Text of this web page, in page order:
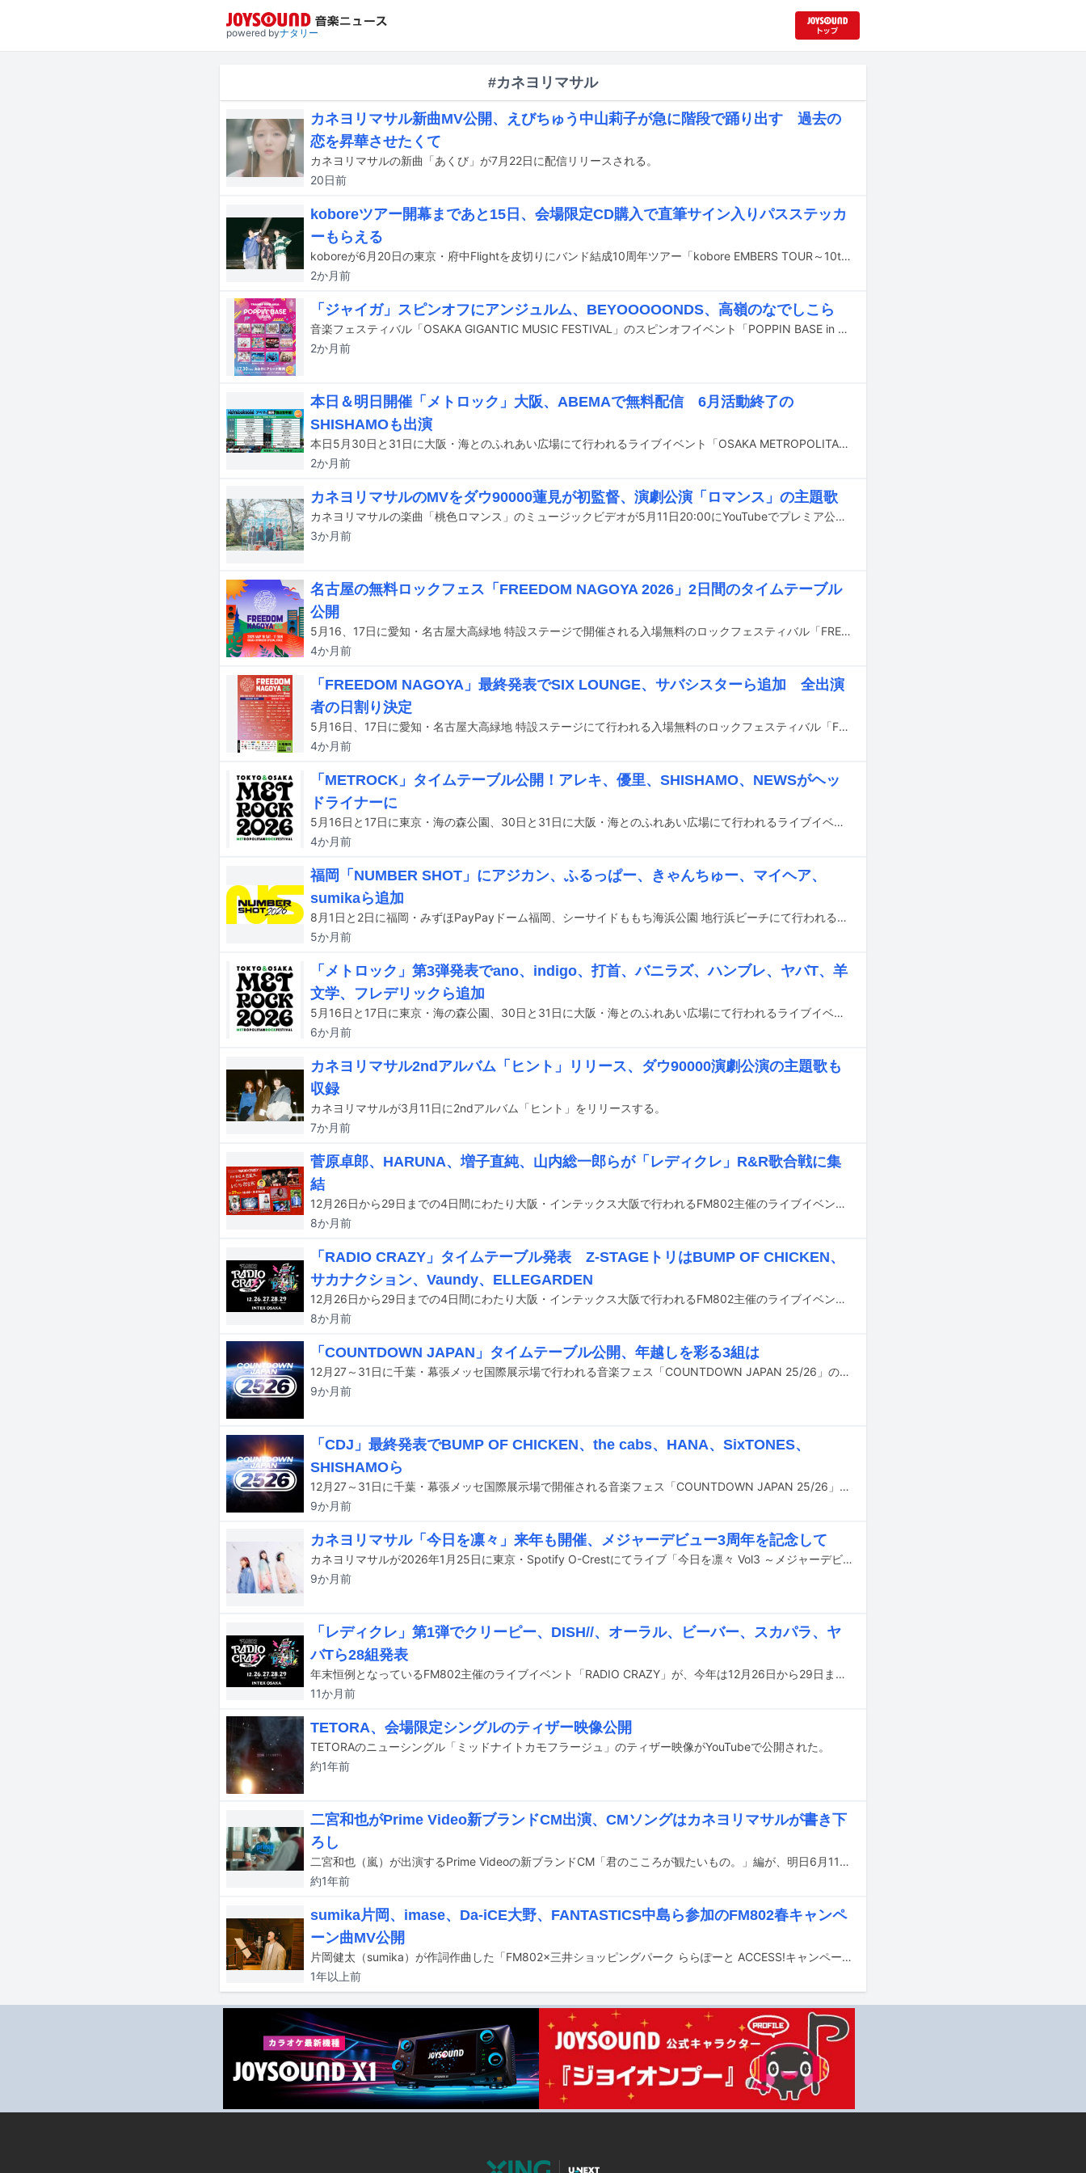
powered byナタリー
#カネヨリマサル
カネヨリマサル新曲MV公開、えびちゅう中山莉子が急に階段で踊り出す 過去の
恋を昇華させたくて
カネヨリマサルの新曲「あくび」が7月22日に配信リリースされる。
20日前
koboreツアー開幕まであと15日、会場限定CD購入で直筆サイン入りパスステッカ
ーもらえる
koboreが6月20日の東京・府中Flightを皮切りにバンド結成10周年ツアー「kobore EMBERS TOUR～10th Anniversary～」を開催。ツアー初日より会場限定CD「EMBERS」をリリースする。
2か月前
「ジャイガ」スピンオフにアンジュルム、BEYOOOOONDS、高嶺のなでしこら
音楽フェスティバル「OSAKA GIGANTIC MUSIC FESTIVAL」のスピンオフイベント「POPPIN BASE in GIGA」が7月30日に大阪・おおきにアリーナ舞洲で開催される。
2か月前
本日＆明日開催「メトロック」大阪、ABEMAで無料配信 6月活動終了の
SHISHAMOも出演
本日5月30日と31日に大阪・海とのふれあい広場にて行われるライブイベント「OSAKA METROPOLITAN ROCK FESTIVAL 2026」の模様が、ABEMAのメトロックチャンネルにて無料配信される。
2か月前
カネヨリマサルのMVをダウ90000蓮見が初監督、演劇公演「ロマンス」の主題歌
カネヨリマサルの楽曲「桃色ロマンス」のミュージックビデオが5月11日20:00にYouTubeでプレミア公開される。
3か月前
名古屋の無料ロックフェス「FREEDOM NAGOYA 2026」2日間のタイムテーブル
公開
5月16、17日に愛知・名古屋大高緑地 特設ステージで開催される入場無料のロックフェスティバル「FREEDOM NAGOYA 2026」のタイムテーブルが公開された。
4か月前
「FREEDOM NAGOYA」最終発表でSIX LOUNGE、サバシスターら追加 全出演
者の日割り決定
5月16日、17日に愛知・名古屋大高緑地 特設ステージにて行われる入場無料のロックフェスティバル「FREEDOM NAGOYA 2026」の最終出演アーティストおよび日割りが発表された。
4か月前
「METROCK」タイムテーブル公開！アレキ、優里、SHISHAMO、NEWSがヘッ
ドライナーに
5月16日と17日に東京・海の森公園、30日と31日に大阪・海とのふれあい広場にて行われるライブイベント「METROPOLITAN ROCK FESTIVAL 2026」のタイムテーブルとステージ割が公開された。
4か月前
福岡「NUMBER SHOT」にアジカン、ふるっぱー、きゃんちゅー、マイヘア、
sumikaら追加
8月1日と2日に福岡・みずほPayPayドーム福岡、シーサイドももち海浜公園 地行浜ビーチにて行われるフェス「NUMBER SHOT2026」の出演アーティスト第2弾が発表された。
5か月前
「メトロック」第3弾発表でano、indigo、打首、バニラズ、ハンブレ、ヤバT、羊
文学、フレデリックら追加
5月16日と17日に東京・海の森公園、30日と31日に大阪・海とのふれあい広場にて行われるライブイベント「METROPOLITAN ROCK FESTIVAL 2026」の出演アーティスト第3弾が発表された。
6か月前
カネヨリマサル2ndアルバム「ヒント」リリース、ダウ90000演劇公演の主題歌も
収録
カネヨリマサルが3月11日に2ndアルバム「ヒント」をリリースする。
7か月前
菅原卓郎、HARUNA、増子直純、山内総一郎らが「レディクレ」R&R歌合戦に集
結
12月26日から29日までの4日間にわたり大阪・インテックス大阪で行われるFM802主催のライブイベント「FM802 ROCK FESTIVAL RADIO CRAZY 2025」のうち、12月29日に行われる企画「FM802＆怒髪天 presents レディクレ歌合戦」の出演者が発表された。
8か月前
「RADIO CRAZY」タイムテーブル発表 Z-STAGEトリはBUMP OF CHICKEN、
サカナクション、Vaundy、ELLEGARDEN
12月26日から29日までの4日間にわたり大阪・インテックス大阪で行われるFM802主催のライブイベント「FM802 ROCK FESTIVAL RADIO CRAZY 2025」のタイムテーブルが明らかに。追加の企画ステージも発表された。
8か月前
「COUNTDOWN JAPAN」タイムテーブル公開、年越しを彩る3組は
12月27～31日に千葉・幕張メッセ国際展示場で行われる音楽フェス「COUNTDOWN JAPAN 25/26」のタイムテーブルが公開された。
9か月前
「CDJ」最終発表でBUMP OF CHICKEN、the cabs、HANA、SixTONES、
SHISHAMOら
12月27～31日に千葉・幕張メッセ国際展示場で開催される音楽フェス「COUNTDOWN JAPAN 25/26」の全出演アーティストが発表された。
9か月前
カネヨリマサル「今日を凛々」来年も開催、メジャーデビュー3周年を記念して
カネヨリマサルが2026年1月25日に東京・Spotify O-Crestにてライブ「今日を凛々 Vol3 ～メジャーデビュー3周年記念～」を開催する。
9か月前
「レディクレ」第1弾でクリーピー、DISH//、オーラル、ビーバー、スカパラ、ヤ
バTら28組発表
年末恒例となっているFM802主催のライブイベント「RADIO CRAZY」が、今年は12月26日から29日までの4日間にわたり大阪・インテックス大阪で開催されることが決定。合わせて出演アーティスト第1弾が発表された。
11か月前
TETORA、会場限定シングルのティザー映像公開
TETORAのニューシングル「ミッドナイトカモフラージュ」のティザー映像がYouTubeで公開された。
約1年前
二宮和也がPrime Video新ブランドCM出演、CMソングはカネヨリマサルが書き下
ろし
二宮和也（嵐）が出演するPrime Videoの新ブランドCM「君のこころが観たいもの。」編が、明日6月11日より全国放映される。
約1年前
sumika片岡、imase、Da-iCE大野、FANTASTICS中島ら参加のFM802春キャンペ
ーン曲MV公開
片岡健太（sumika）が作詞作曲した「FM802×三井ショッピングパーク ららぽーと ACCESS!キャンペーン」のキャンペーンソング「赤春花」のミュージックビデオがYouTubeで明日5月3日0:00に公開される。
1年以上前